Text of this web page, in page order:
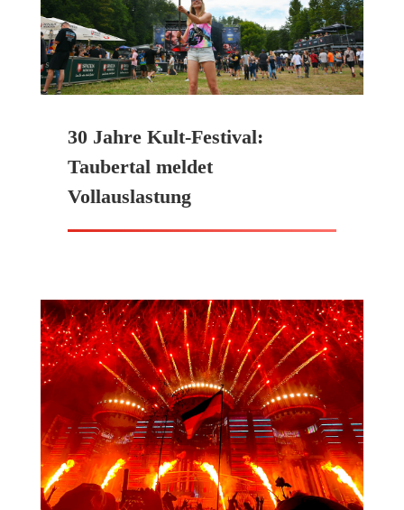
30 Jahre Kult-Festival:
Taubertal meldet
Vollauslastung